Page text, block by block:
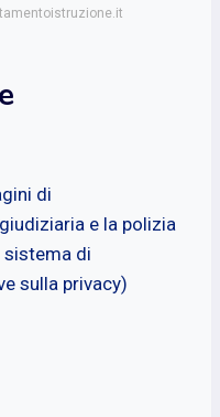
di
e la polizia
sistema di
sulla privacy)